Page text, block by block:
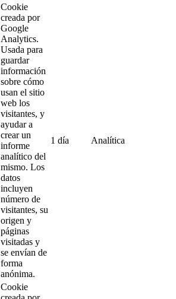
Cookie
creada por
Google
Analytics.
Usada para
guardar
información
sobre cómo
usan el sitio
web los
visitantes, y
ayudar a
crear un
informe
analítico del
mismo. Los
datos
incluyen
número de
visitantes, su
origen y
páginas
visitadas y
se envían de
forma
anónima.
1 día Analítica
Cookie